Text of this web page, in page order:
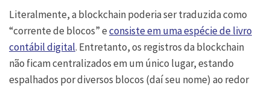
Literalmente, a blockchain poderia ser traduzida como
“corrente de blocos” econsiste em uma espécie de livro
contábil digital. Entretanto, os registros da blockchain
não ficam centralizados em um único lugar, estando
espalhados por diversos blocos (daí seu nome) ao redor